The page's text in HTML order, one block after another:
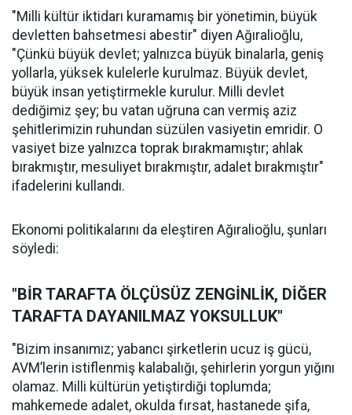
"Milli kültür iktidarı kuramamış bir yönetimin, büyük
devletten bahsetmesi abestir" diyen Ağıralioğlu,
"Çünkü büyük devlet; yalnızca büyük binalarla, geniş
yollarla, yüksek kulelerle kurulmaz. Büyük devlet,
büyük insan yetiştirmekle kurulur. Milli devlet
dediğimiz şey; bu vatan uğruna can vermiş aziz
şehitlerimizin ruhundan süzülen vasiyetin emridir. O
vasiyet bize yalnızca toprak bırakmamıştır; ahlak
bırakmıştır, mesuliyet bırakmıştır, adalet bırakmıştır"
ifadelerini kullandı.
Ekonomi politikalarını da eleştiren Ağıralioğlu, şunları
söyledi:
"BİR TARAFTA ÖLÇÜSÜZ ZENGİNLİK, DİĞER
TARAFTA DAYANILMAZ YOKSULLUK"
"Bizim insanımız; yabancı şirketlerin ucuz iş gücü,
AVM’lerin istiflenmiş kalabalığı, şehirlerin yorgun yığını
olamaz. Milli kültürün yetiştirdiği toplumda;
mahkemede adalet, okulda fırsat, hastanede şifa,